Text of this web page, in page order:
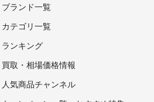
ブランド一覧
カテゴリ一覧
ランキング
買取・相場価格情報
人気商品チャンネル